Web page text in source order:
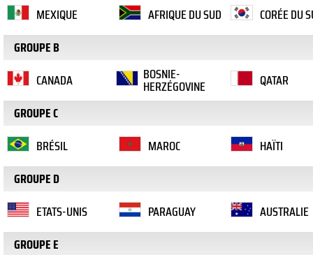
MEXIQUE
AFRIQUE DU SUD
CORÉE DU
GROUPE B
CANADA
BOSNIE-
HERZÉGOVINE
QATAR
GROUPE C
BRÉSIL
MAROC
HAÏTI
GROUPE D
ETATS-UNIS
PARAGUAY
AUSTRALIE
GROUPE E